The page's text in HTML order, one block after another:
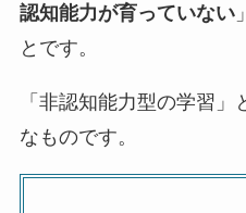
認知能力が育っていない
とです。
「非認知能力型の学習
なものです。